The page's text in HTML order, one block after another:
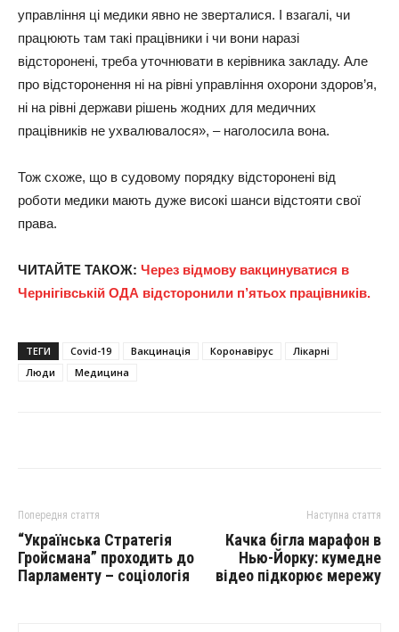
управління ці медики явно не зверталися. І взагалі, чи
працюють там такі працівники і чи вони наразі
відсторонені, треба уточнювати в керівника закладу. Але
про відсторонення ні на рівні управління охорони здоров’я,
ні на рівні держави рішень жодних для медичних
працівників не ухвалювалося», – наголосила вона.
Тож схоже, що в судовому порядку відсторонені від
роботи медики мають дуже високі шанси відстояти свої
права.
ЧИТАЙТЕ ТАКОЖ: Через відмову вакцинуватися в
Чернігівській ОДА відсторонили п’ятьох працівників.
ТЕГИ Covid-19 Вакцинація Коронавірус
Лікарні
Люди
Медицина
Попередня стаття
“Українська Стратегія
Гройсмана” проходить до
Парламенту – соціологія
Наступна стаття
Качка бігла марафон в
Нью-Йорку: кумедне
відео підкорює мережу